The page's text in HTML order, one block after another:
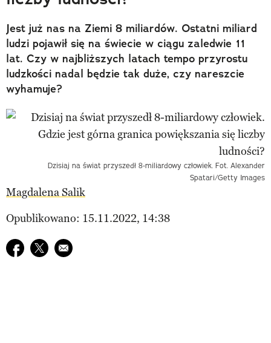
Jest już nas na Ziemi 8 miliardów. Ostatni miliard
ludzi pojawił się na świecie w ciągu zaledwie 11
lat. Czy w najbliższych latach tempo przyrostu
ludzkości nadal będzie tak duże, czy nareszcie
wyhamuje?
Dzisiaj na świat przyszedł 8-miliardowy człowiek. Fot. Alexander
Spatari/Getty Images
Magdalena Salik
Opublikowano: 15.11.2022, 14:38
Udostępnij na facebook
Udostępnij na twitter
E-mail do przyjaciela